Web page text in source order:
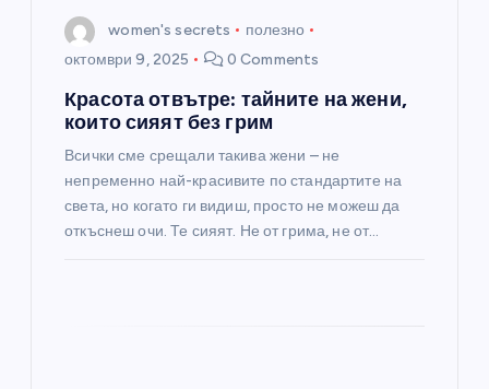
women's secrets
полезно
октомври 9, 2025
0 Comments
Красота отвътре: тайните на жени,
които сияят без грим
Всички сме срещали такива жени – не
непременно най-красивите по стандартите на
света, но когато ги видиш, просто не можеш да
откъснеш очи. Те сияят. Не от грима, не от…